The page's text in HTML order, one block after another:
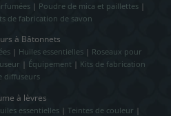
| Poudre de mica et paillettes |
de fabrication de savon
à Bâtonnets
| Huiles essentielles | Roseaux pour
| Équipement| Kits de fabrication
diffuseurs
à lèvres
essentielles | Teintes de couleur |